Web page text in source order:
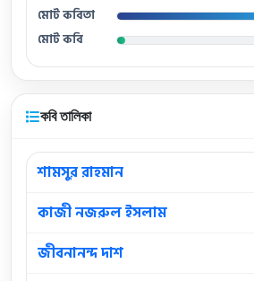
মোট কবিতা
মোট কবি
কবি তালিকা
শামসুর রাহমান
কাজী নজরুল ইসলাম
জীবনানন্দ দাশ